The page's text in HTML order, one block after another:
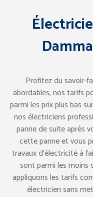
Profitez du savoir-
abordables, nos tarifs
parmi les prix plus bas
nos électriciens
panne de suite après
cette panne et vous
travaux d’électricité à
sont parmi les moins
appliquons les tarifs
électricien sans